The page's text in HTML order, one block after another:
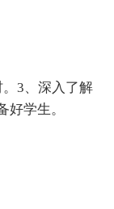
3、深入了解
好学生。